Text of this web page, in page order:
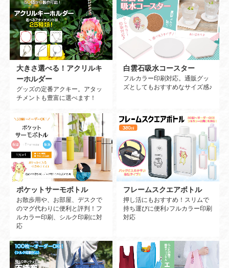
大きさ選べる！アクリルキ
ーホルダー
グッズの定番アクキー。アタッ
チメントも豊富に選べます！
白雲石吸水コースター
フルカラー印刷対応。通販グッ
ズとしてもおすすめなサイズ感♪
ポケットサーモボトル
お散歩用や、お部屋、デスクで
のマグ代わりに便利と評判！フ
ルカラー印刷、シルク印刷に対
応
フレームスクエアボトル
押し活にもおすすめ！スリムで
持ち運びに便利♪フルカラー印刷
対応